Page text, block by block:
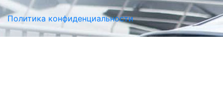
Политика конфиденциальности